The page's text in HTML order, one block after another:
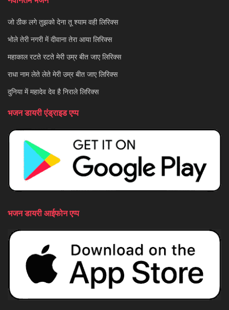
जो ठीक लगे तुझको देना तू श्याम वही लिरिक्स
भोले तेरी नगरी में दीवाना तेरा आया लिरिक्स
महाकाल रटते रटते मेरी उम्र बीत जाए लिरिक्स
राधा नाम लेते लेते मेरी उम्र बीत जाए लिरिक्स
दुनिया में महादेव देव है निराले लिरिक्स
भजन डायरी एंड्राइड एप्प
भजन डायरी आईफोन एप्प